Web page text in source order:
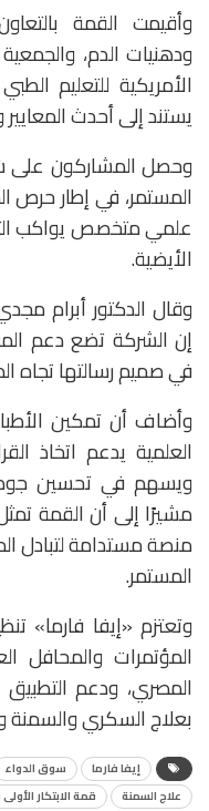
وأقيمت القمة
ودهنيات الدم،
الأمريكية للتعليم
يستند إلى أحدث
وحصل المشاركون على
المستمر، في إطار
علمي متخصص يواكب
الأيضية.
وقال الدكتور أبرام
إن الشركة تضع دعم
في صميم رسالتها تجاه
وأضاف أن تمكين
العلمية يدعم اتخاذ
ويسهم في تحسين
مشيرًا إلى أن القمة
منصة مستدامة لتبادل
المستمر.
وتعتزم «إيفا فارما»
المؤتمرات والمحافل
المصري، ودعم
بعلاج السكري والسمنة
إيفا فارما سوق الدواء
علاج السمنة
قمة الابتكار